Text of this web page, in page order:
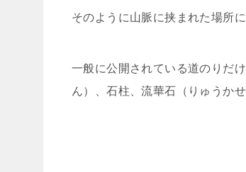
そのように山脈に挟まれた場所
一般に公開されている道のりだ
ん）、石柱、流華石（りゅうか